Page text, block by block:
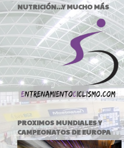
NUTRICIÓN...Y MUCHO MÁS
PROXIMOS MUNDIALES Y
CAMPEONATOS DE EUROPA